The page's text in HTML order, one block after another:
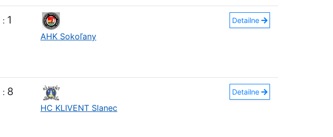
: 1
AHK Sokoľany
Detailne
: 8
HC KLIVENT Slanec
Detailne